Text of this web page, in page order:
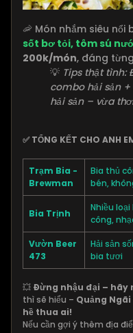
🦐 Món nhắm siêu nổi
sốt bơ tỏi, tôm sú
200k/món, đáng
💡 Tips thật
combo hải sản
hải sản – vừa
✅TỔNG KẾT CHO ANH
Trạm Bia -
Brewman
Bia thủ
bén,
Bia Trịnh
Nhiều
công,
Vườn Beer
473
Hải sản
bia tươi
💥 Đừng nhậu đại – hãy
thì sẽ hiểu – Quảng
hề thua ai!
Nếu cần gợi ý thêm địa